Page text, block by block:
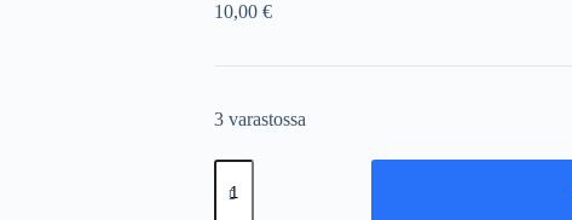
10,00 €
3 varastossa
PC